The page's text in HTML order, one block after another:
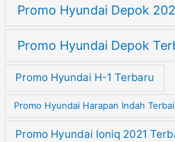
Promo Hyundai Depok
Promo Hyundai Depok
Promo Hyundai H-1 Terbaru
Promo Hyundai Harapan Indah
Promo Hyundai Ioniq 2021